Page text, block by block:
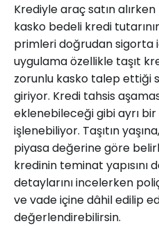
Krediyle araç satın
kasko bedeli kredi
primleri doğrudan sigorta
uygulama özellikle taşıt
zorunlu kasko talep ettiği
giriyor. Kredi tahsis
eklenebileceği gibi ayrı
işlenebiliyor. Taşıtın
piyasa değerine göre
kredinin teminat yapısını
detaylarını incelerken
ve vade içine dâhil edilip
değerlendirebilirsin.